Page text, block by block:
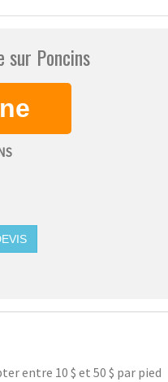
Poncins
entre 10 $ et 50 $ par pied